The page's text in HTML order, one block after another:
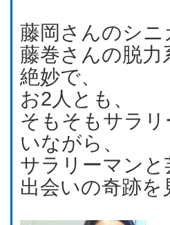
藤岡さんのシ
藤巻さんの脱
絶妙で、
お2人とも、
そもそもサラ
いながら、
サラリーマン
出会いの奇跡